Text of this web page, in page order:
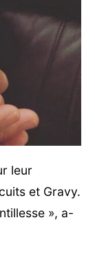
leur
et Gravy.
», a-